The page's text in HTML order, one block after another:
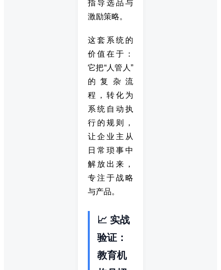
指导选品与
激励策略。
这套系统的
价值在于：
它把“人管人”
的复杂流
程，转化为
系统自动执
行的规则，
让企业主从
日常琐事中
解放出来，
专注于战略
与产品。
📈 实战
验证：
教育机